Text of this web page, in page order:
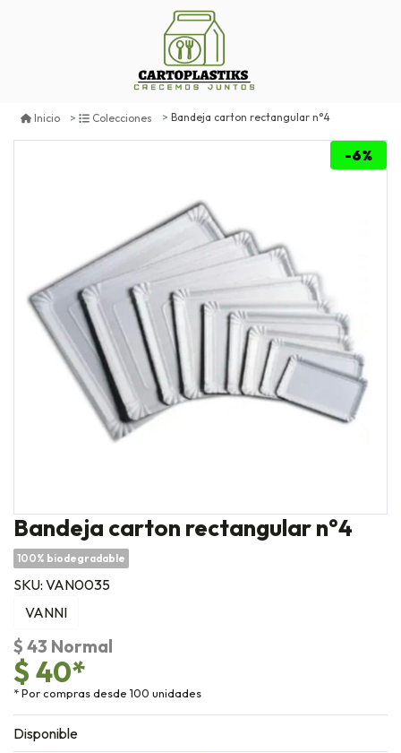
Inicio Colecciones Bandeja carton rectangular n°4
-6%
Bandeja carton rectangular n°4
100% biodegradable
SKU: VAN0035
VANNI
$ 43 Normal
$ 40*
* Por compras desde 100 unidades
Disponible